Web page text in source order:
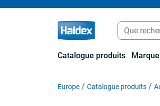
Catalogue produits
Europe Catalogue produits